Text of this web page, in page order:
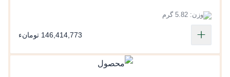
وزن: 5.82 گرم
146,414,773 تومانء